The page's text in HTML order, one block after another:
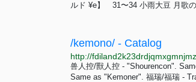
ルド ¥e】 31〜34 小雨大豆 月歌
/kemono/ - Catalog
兽人控/獸人控 - "Shourencon".
Same as "Kemoner". 福瑞/福瑞 -